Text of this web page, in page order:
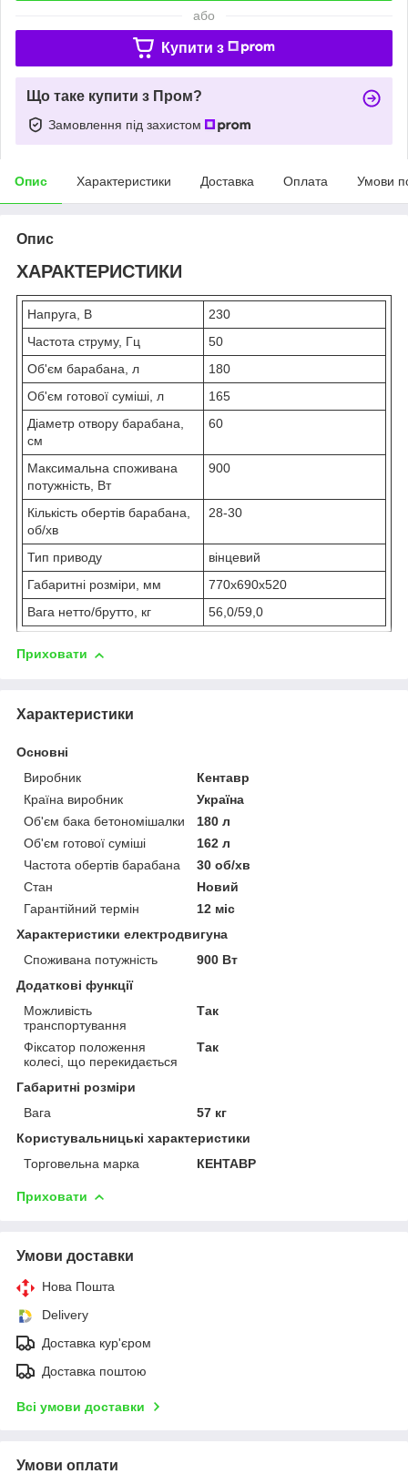
або
Купити з
Що таке купити з Пром?
Замовлення під захистом
Опис Характеристики Доставка Оплата Умови
Опис
ХАРАКТЕРИСТИКИ
Напруга, В
230
Частота струму, Гц
50
Об'єм барабана, л
180
Об'єм готової суміші, л
165
Діаметр отвору барабана,
см
60
Максимальна споживана
потужність, Вт
900
Кількість обертів барабана,
об/хв
28-30
Тип приводу
вінцевий
Габаритні розміри, мм
770х690х520
Вага нетто/брутто, кг
56,0/59,0
Приховати
Характеристики
Основні
Виробник
Кентавр
Країна виробник
Україна
Об'єм бака бетономішалки
180 л
Об'єм готової суміші
162 л
Частота обертів барабана
30 об/хв
Стан
Новий
Гарантійний термін
12 міс
Характеристики електродвигуна
Споживана потужність
900 Вт
Додаткові функції
Можливість
транспортування
Так
Фіксатор положення
колесі, що перекидається
Так
Габаритні розміри
Вага
57 кг
Користувальницькі характеристики
Торговельна марка
КЕНТАВР
Приховати
Умови доставки
Нова Пошта
Delivery
Доставка кур'єром
Доставка поштою
Всі умови доставки
Умови оплати